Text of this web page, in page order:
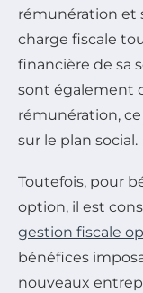
rémunération et
charge fiscale
financière de sa
sont également
rémunération,
sur le plan social.
Toutefois, pour
option, il est
gestion fiscale
bénéfices
nouveaux